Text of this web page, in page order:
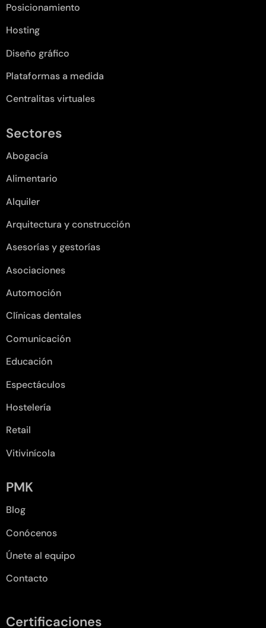
Posicionamiento
Hosting
Diseño gráfico
Plataformas a medida
Centralitas virtuales
Sectores
Abogacía
Alimentario
Alquiler
Arquitectura y construcción
Asesorías y gestorías
Asociaciones
Automoción
Clínicas dentales
Comunicación
Educación
Espectáculos
Hostelería
Retail
Vitivinícola
PMK
Blog
Conócenos
Únete al equipo
Contacto
Certificaciones